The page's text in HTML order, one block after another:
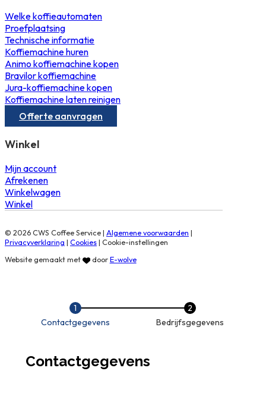
Welke koffieautomaten
Proefplaatsing
Technische informatie
Koffiemachine huren
Animo koffiemachine kopen
Bravilor koffiemachine
Jura-koffiemachine kopen
Koffiemachine laten reinigen
Offerte aanvragen
Winkel
Mijn account
Afrekenen
Winkelwagen
Winkel
© 2026 CWS Coffee Service | Algemene voorwaarden |
Privacyverklaring | Cookies| Cookie-instellingen
Website gemaakt met
doorE-wolve
Contactgegevens Bedrijfsgegevens
Contactgegevens